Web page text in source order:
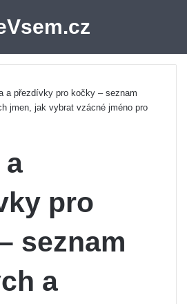
a přezdívky pro kočky – seznam
jmen, jak vybrat vzácné jméno pro
a
pro
seznam
a